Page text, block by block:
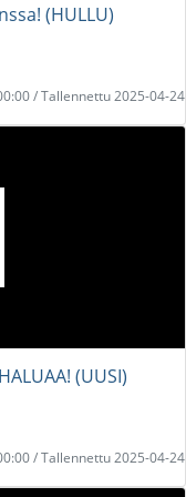
(HULLU)
/ Tallennettu 2025-04-24
(UUSI)
/ Tallennettu 2025-04-24